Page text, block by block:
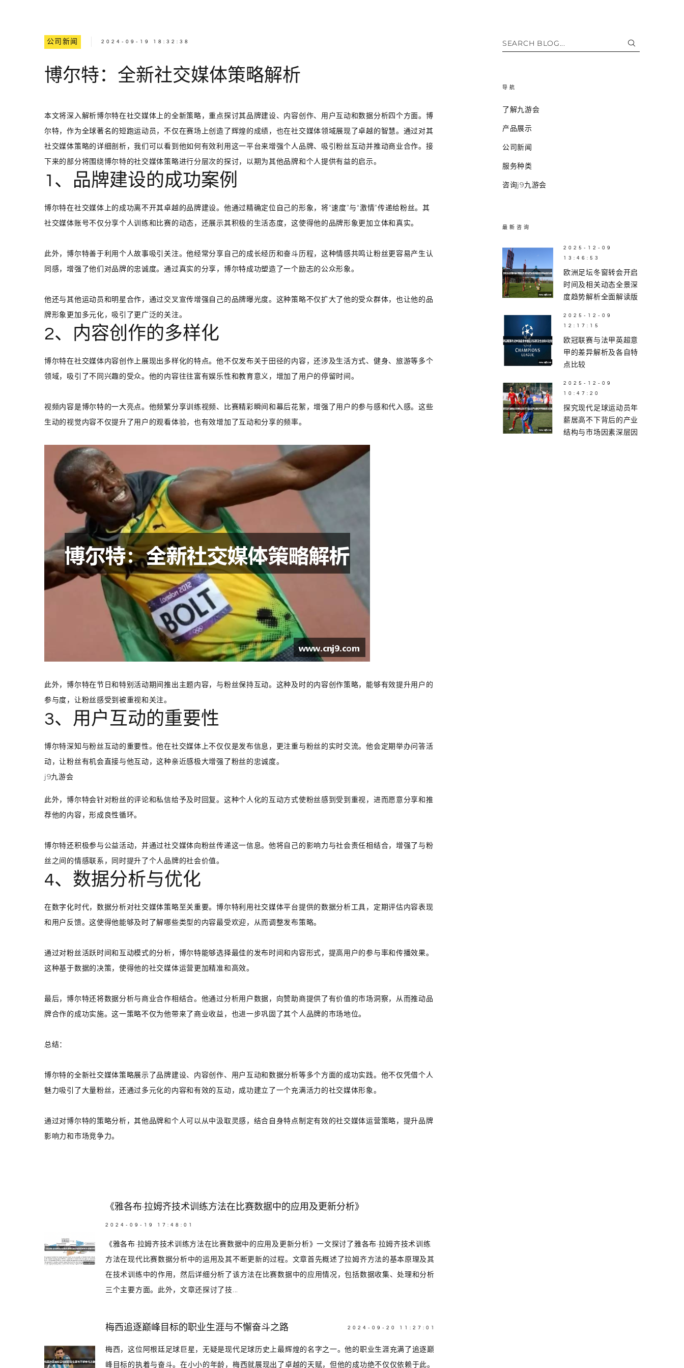
公司新闻 2024-09-19 18:32:38
博尔特：全新社交媒体策略解析
本文将深入解析博尔特在社交媒体上的全新策略，重点探讨其品牌建设、内容创作、用户互动和数据分析四个方面。博
尔特，作为全球著名的短跑运动员，不仅在赛场上创造了辉煌的成绩，也在社交媒体领域展现了卓越的智慧。通过对其
社交媒体策略的详细剖析，我们可以看到他如何有效利用这一平台来增强个人品牌、吸引粉丝互动并推动商业合作。接
下来的部分将围绕博尔特的社交媒体策略进行分层次的探讨，以期为其他品牌和个人提供有益的启示。
1、品牌建设的成功案例
博尔特在社交媒体上的成功离不开其卓越的品牌建设。他通过精确定位自己的形象，将“速度”与“激情”传递给粉丝。其
社交媒体账号不仅分享个人训练和比赛的动态，还展示其积极的生活态度，这使得他的品牌形象更加立体和真实。
此外，博尔特善于利用个人故事吸引关注。他经常分享自己的成长经历和奋斗历程，这种情感共鸣让粉丝更容易产生认
同感，增强了他们对品牌的忠诚度。通过真实的分享，博尔特成功塑造了一个励志的公众形象。
他还与其他运动员和明星合作，通过交叉宣传增强自己的品牌曝光度。这种策略不仅扩大了他的受众群体，也让他的品
牌形象更加多元化，吸引了更广泛的关注。
2、内容创作的多样化
博尔特在社交媒体内容创作上展现出多样化的特点。他不仅发布关于田径的内容，还涉及生活方式、健身、旅游等多个
领域，吸引了不同兴趣的受众。他的内容往往富有娱乐性和教育意义，增加了用户的停留时间。
视频内容是博尔特的一大亮点。他频繁分享训练视频、比赛精彩瞬间和幕后花絮，增强了用户的参与感和代入感。这些
生动的视觉内容不仅提升了用户的观看体验，也有效增加了互动和分享的频率。
此外，博尔特在节日和特别活动期间推出主题内容，与粉丝保持互动。这种及时的内容创作策略，能够有效提升用户的
参与度，让粉丝感受到被重视和关注。
3、用户互动的重要性
博尔特深知与粉丝互动的重要性。他在社交媒体上不仅仅是发布信息，更注重与粉丝的实时交流。他会定期举办问答活
动，让粉丝有机会直接与他互动，这种亲近感极大增强了粉丝的忠诚度。
j9九游会
此外，博尔特会针对粉丝的评论和私信给予及时回复。这种个人化的互动方式使粉丝感到受到重视，进而愿意分享和推
荐他的内容，形成良性循环。
博尔特还积极参与公益活动，并通过社交媒体向粉丝传递这一信息。他将自己的影响力与社会责任相结合，增强了与粉
丝之间的情感联系，同时提升了个人品牌的社会价值。
4、数据分析与优化
在数字化时代，数据分析对社交媒体策略至关重要。博尔特利用社交媒体平台提供的数据分析工具，定期评估内容表现
和用户反馈。这使得他能够及时了解哪些类型的内容最受欢迎，从而调整发布策略。
通过对粉丝活跃时间和互动模式的分析，博尔特能够选择最佳的发布时间和内容形式，提高用户的参与率和传播效果。
这种基于数据的决策，使得他的社交媒体运营更加精准和高效。
最后，博尔特还将数据分析与商业合作相结合。他通过分析用户数据，向赞助商提供了有价值的市场洞察，从而推动品
牌合作的成功实施。这一策略不仅为他带来了商业收益，也进一步巩固了其个人品牌的市场地位。
总结：
博尔特的全新社交媒体策略展示了品牌建设、内容创作、用户互动和数据分析等多个方面的成功实践。他不仅凭借个人
魅力吸引了大量粉丝，还通过多元化的内容和有效的互动，成功建立了一个充满活力的社交媒体形象。
通过对博尔特的策略分析，其他品牌和个人可以从中汲取灵感，结合自身特点制定有效的社交媒体运营策略，提升品牌
影响力和市场竞争力。
《雅各布·拉姆齐技术训练方法在比赛数据中的应用及更新分析》
2024-09-19 17:48:01
《雅各布·拉姆齐技术训练方法在比赛数据中的应用及更新分析》一文探讨了雅各布·拉姆齐技术训练
方法在现代比赛数据分析中的运用及其不断更新的过程。文章首先概述了拉姆齐方法的基本原理及其
在技术训练中的作用，然后详细分析了该方法在比赛数据中的应用情况，包括数据收集、处理和分析
三个主要方面。此外，文章还探讨了技...
梅西追逐巅峰目标的职业生涯与不懈奋斗之路 2024-09-20 11:27:01
梅西，这位阿根廷足球巨星，无疑是现代足球历史上最辉煌的名字之一。他的职业生涯充满了追逐巅
峰目标的执着与奋斗。在小小的年龄，梅西就展现出了卓越的天赋，但他的成功绝不仅仅依赖于此。
SEARCH BLOG...
导航
了解九游会
产品展示
公司新闻
服务种类
咨询j9九游会
最新咨询
2025-12-09
13:46:53
欧洲足坛冬窗转会开启
时间及相关动态全景深
度趋势解析全面解读版
2025-12-09
12:17:15
欧冠联赛与法甲英超意
甲的差异解析及各自特
点比较
2025-12-09
10:47:20
探究现代足球运动员年
薪居高不下背后的产业
结构与市场因素深层因